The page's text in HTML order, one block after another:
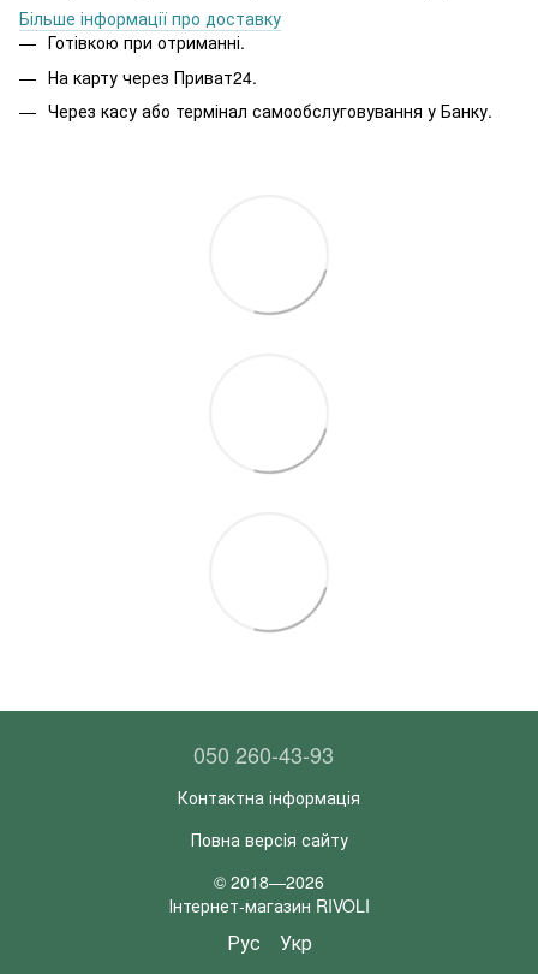
Більше інформації про доставку
Готівкою при отриманні.
На карту через Приват24.
Через касу або термінал самообслуговування у Банку.
050 260-43-93
Контактна інформація
Повна версія сайту
© 2018—2026
Інтернет-магазин RIVOLI
Рус Укр